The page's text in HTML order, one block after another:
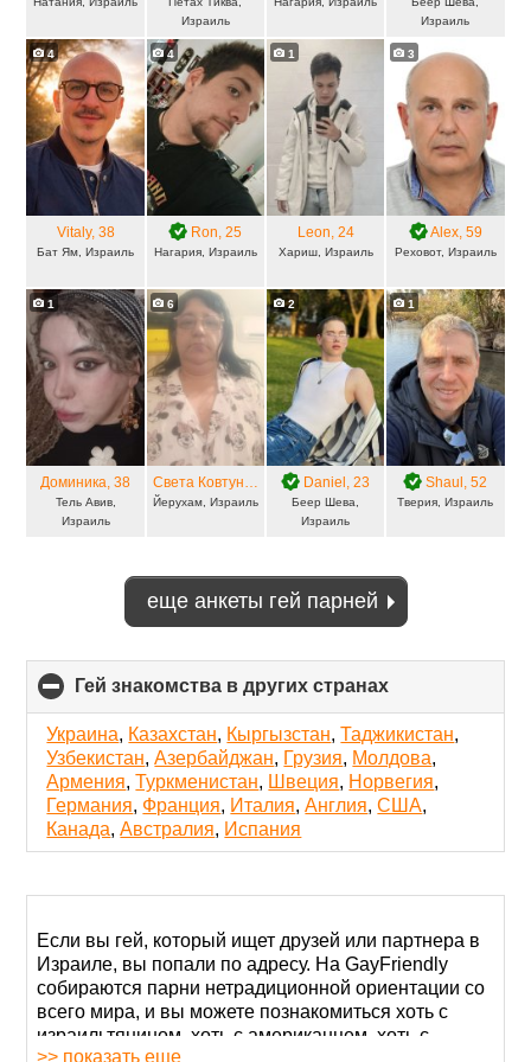
Израиль
Израиль
4
Vitaly, 38
Бат Ям, Израиль
4
Ron, 25
Нагария, Израиль
1
Leon, 24
Хариш, Израиль
3
Alex, 59
Реховот, Израиль
1
Доминика, 38
Тель Авив,
Израиль
6
Света Ковтун
, 54
Йерухам, Израиль
2
Daniel , 23
Беер Шева,
Израиль
1
Shaul , 52
Тверия, Израиль
еще анкеты гей парней
Гей знакомства в других странах
to
collapse
contents
Украина, Казахстан, Кыргызстан,Таджикистан,
Узбекистан,Азербайджан, Грузия, Молдова,
Армения,Туркменистан, Швеция, Норвегия,
Германия, Франция, Италия,Англия,США,
Канада,Австралия, Испания
Если вы гей, который ищет друзей или партнера в
Израиле, вы попали по адресу. На GayFriendly
собираются парни нетрадиционной ориентации со
всего мира, и вы можете познакомиться хоть с
израильтянином, хоть с американцем, хоть с
>> показать еще